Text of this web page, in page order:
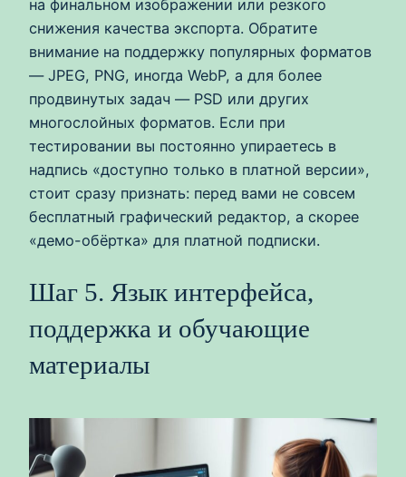
на финальном изображении или резкого
снижения качества экспорта. Обратите
внимание на поддержку популярных форматов
— JPEG, PNG, иногда WebP, а для более
продвинутых задач — PSD или других
многослойных форматов. Если при
тестировании вы постоянно упираетесь в
надпись «доступно только в платной версии»,
стоит сразу признать: перед вами не совсем
бесплатный графический редактор, а скорее
«демо-обёртка» для платной подписки.
Шаг 5. Язык интерфейса,
поддержка и обучающие
материалы